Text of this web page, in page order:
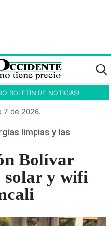
BOLETÍN DE NOTICIAS!
7 de 2026.
limpias y las
Bolívar
solar y wifi